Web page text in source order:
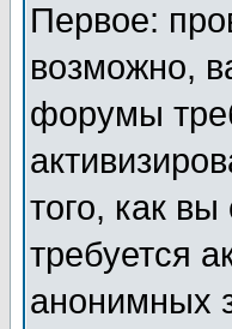
Первое:
возможно,
форумы
того, как
требуется
анонимных